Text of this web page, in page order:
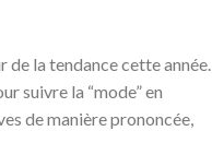
de la tendance cette année.
suivre la “mode” en
de manière prononcée,